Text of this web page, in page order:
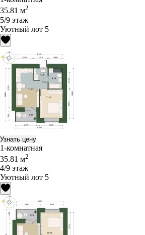
35.81 м2
5/9 этаж
Уютный лот 5
Узнать цену
1-комнатная
35.81 м2
4/9 этаж
Уютный лот 5